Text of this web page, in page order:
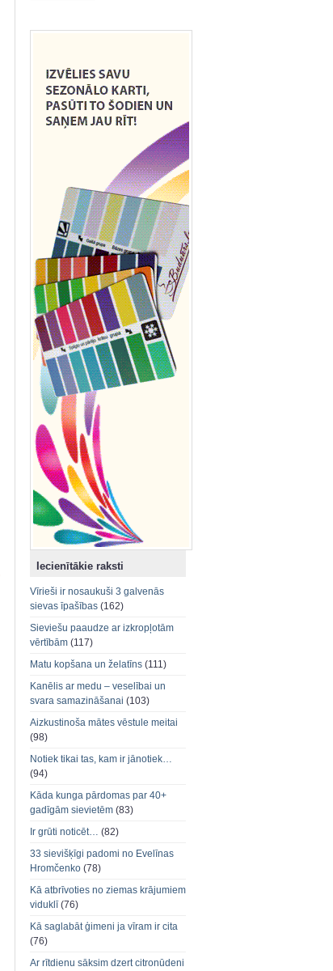
Iecienītākie raksti
Vīrieši ir nosaukuši 3 galvenās
sievas īpašības (162)
Sieviešu paaudze ar izkropļotām
vērtībām (117)
Matu kopšana un želatīns (111)
Kanēlis ar medu – veselībai un
svara samazināšanai (103)
Aizkustinoša mātes vēstule meitai
(98)
Notiek tikai tas, kam ir jānotiek…
(94)
Kāda kunga pārdomas par 40+
gadīgām sievietēm (83)
Ir grūti noticēt… (82)
33 sievišķīgi padomi no Evelīnas
Hromčenko (78)
Kā atbrīvoties no ziemas krājumiem
viduklī(76)
Kā saglabāt ģimeni ja vīram ir cita
(76)
Ar rītdienu sāksim dzert citronūdeni